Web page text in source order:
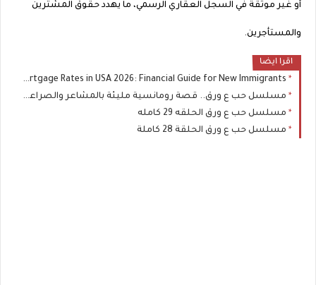
أو غير موثقة في السجل العقاري الرسمي، ما يهدد حقوق المشترين
والمستأجرين.
اقرا ايضا
Best Life Insurance and Lowest Mortgage Rates in USA 2026: Financial Guide for New Immigrants
مسلسل حب ع ورق.. قصة رومانسية مليئة بالمشاعر والصراعات
مسلسل حب ع ورق الحلقه 29 كامله
مسلسل حب ع ورق الحلقة 28 كاملة